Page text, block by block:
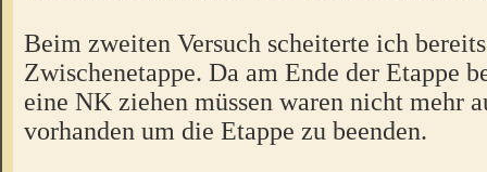
Beim zweiten Versuch scheiterte ich
Zwischenetappe. Da am Ende der Etappe
eine NK ziehen müssen waren nicht mehr
vorhanden um die Etappe zu beenden.